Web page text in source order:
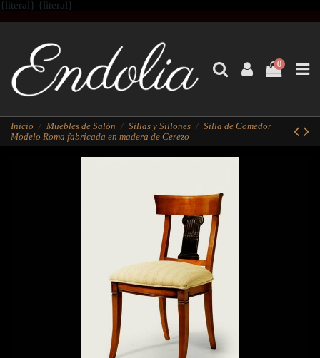
{literal} {literal}
0
Inicio Muebles de Salón Sillas y Sillones
Silla de Comedor
Modelo Roma fabricada en madera de Cerezo